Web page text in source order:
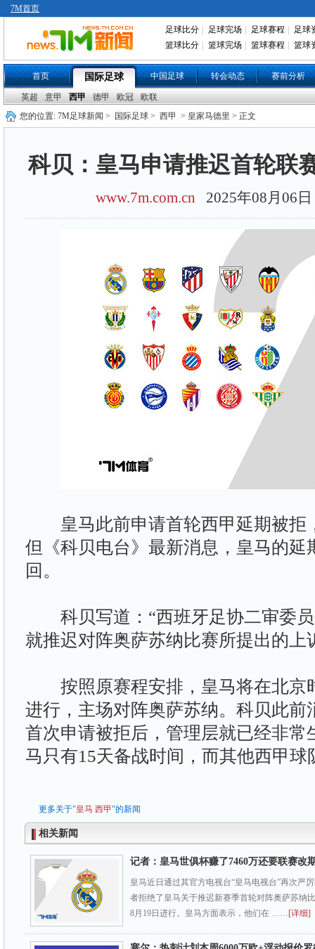
7M首页
足球比分 足球完场 足球赛程
足球
篮球比分
篮球完场 篮球赛程 篮球
首页 国际足球 中国足球 转会动态 赛前分析
英超 意甲 西甲 德甲 欧冠
欧联
您的位置: 7M足球新闻 > 国际足球 > 西甲 > 皇家马德里 > 正文
科贝：皇马申请推迟首轮联
www.7m.com.cn 2025年08月06
皇马此前申请首轮西甲延期被拒
但《科贝电台》最新消息，皇马的延
回。
科贝写道：“西班牙足协二审委员
就推迟对阵奥萨苏纳比赛所提出的上
按照原赛程安排，皇马将在北京
进行，主场对阵奥萨苏纳。科贝此前
首次申请被拒后，管理层就已经非常
马只有15天备战时间，而其他西甲球
更多关于"皇马 西甲"的新闻
相关新闻
记者：皇马世俱杯赚了7460万还要联赛改
皇马近日通过其官方电视台“皇马电视台”再次严
者拒绝了皇马关于推迟新赛季首轮对阵奥萨苏纳
8月19日进行。皇马方面表示，他们在 ……[详细]